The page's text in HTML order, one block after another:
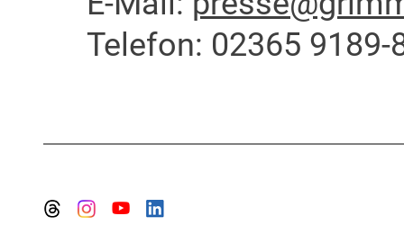
Telefon: 02365 9189-